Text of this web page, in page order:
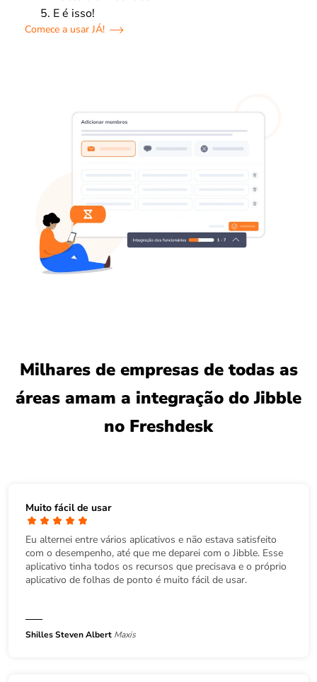
E é isso!
Comece a usar JÁ!
Milhares de empresas de todas as
áreas amam a integração do Jibble
no Freshdesk
Muito fácil de usar
Eu alternei entre vários aplicativos e não estava satisfeito
com o desempenho, até que me deparei com o Jibble. Esse
aplicativo tinha todos os recursos que precisava e o próprio
aplicativo de folhas de ponto é muito fácil de usar.
Shilles Steven Albert Maxis